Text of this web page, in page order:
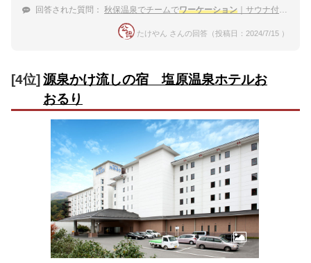
回答された質問： 秋保温泉でチームでワーケーション ｜サウナ付きの宿のおすすめは？
たけやん さんの回答（投稿日：2024/7/15 ）
[4位] 源泉かけ流しの宿 塩原温泉ホテルお
おるり